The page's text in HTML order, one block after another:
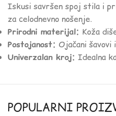
Iskusi savršen spoj stila i
za celodnevno nošenje.
Prirodni materijal: Koža
Postojanost: Ojačani
Univerzalan kroj: Idealna
POPULARNI